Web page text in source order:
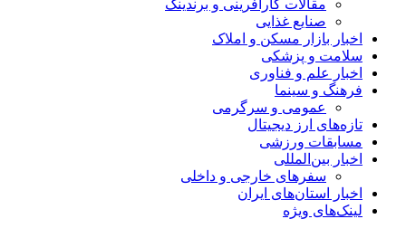
مقالات کارآفرینی و برندینگ
صنایع غذایی
اخبار بازار مسکن و املاک
سلامت و پزشکی
اخبار علم و فناوری
فرهنگ و سینما
عمومی و سرگرمی
تازه‌های ارز دیجیتال
مسابقات ورزشی
اخبار بین‌المللی
سفرهای خارجی و داخلی
اخبار استان‌های ایران
لینک‌های ویژه